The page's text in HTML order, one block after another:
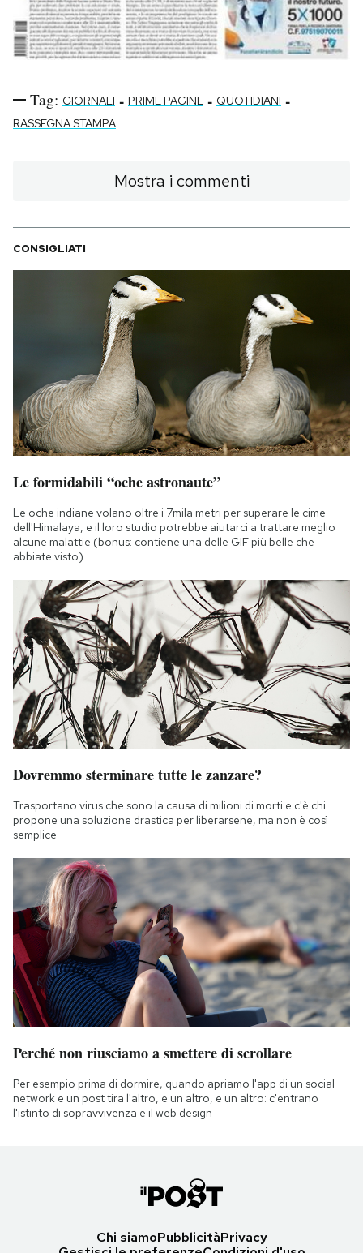
Tag: GIORNALI - PRIME PAGINE - QUOTIDIANI -
RASSEGNA STAMPA
Mostra i commenti
CONSIGLIATI
Le formidabili “oche astronaute”
Le oche indiane volano oltre i 7mila metri per superare le cime
dell'Himalaya, e il loro studio potrebbe aiutarci a trattare meglio
alcune malattie (bonus: contiene una delle GIF più belle che
abbiate visto)
Dovremmo sterminare tutte le zanzare?
Trasportano virus che sono la causa di milioni di morti e c'è chi
propone una soluzione drastica per liberarsene, ma non è così
semplice
Perché non riusciamo a smettere di scrollare
Per esempio prima di dormire, quando apriamo l'app di un social
network e un post tira l'altro, e un altro, e un altro: c'entrano
l'istinto di sopravvivenza e il web design
Chi siamoPubblicitàPrivacy